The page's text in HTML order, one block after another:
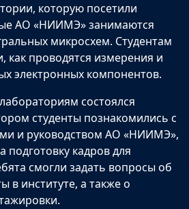
которую посетили
АО «НИИМЭ» занимаются
микросхем. Студентам
проводятся измерения и
электронных компонентов.
состоялся
студенты познакомились с
и руководством АО «НИИМЭ»,
подготовку кадров для
смогли задать вопросы об
в институте, а также о